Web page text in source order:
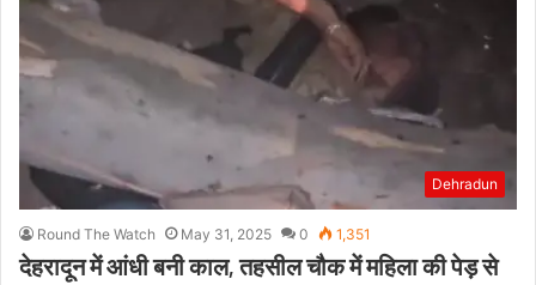
Dehradun
Round The Watch May 31, 2025 0 1,351
देहरादून में आंधी बनी काल, तहसील चौक में महिला की पेड़ से